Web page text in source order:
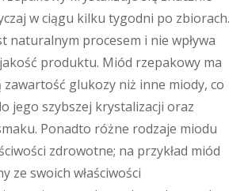
w ciągu kilku tygodni po zbiorach.
naturalnym procesem i nie wpływa
produktu. Miód rzepakowy ma
zawartość glukozy niż inne miody, co
jego szybszej krystalizacji oraz
Ponadto różne rodzaje miodu
zdrowotne; na przykład miód
ze swoich właściwości